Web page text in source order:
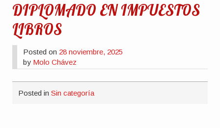
DIPLOMADO EN IMPUESTOS
LIBROS
Posted on 28 noviembre, 2025
by Molo Chávez
Posted inSin categoría